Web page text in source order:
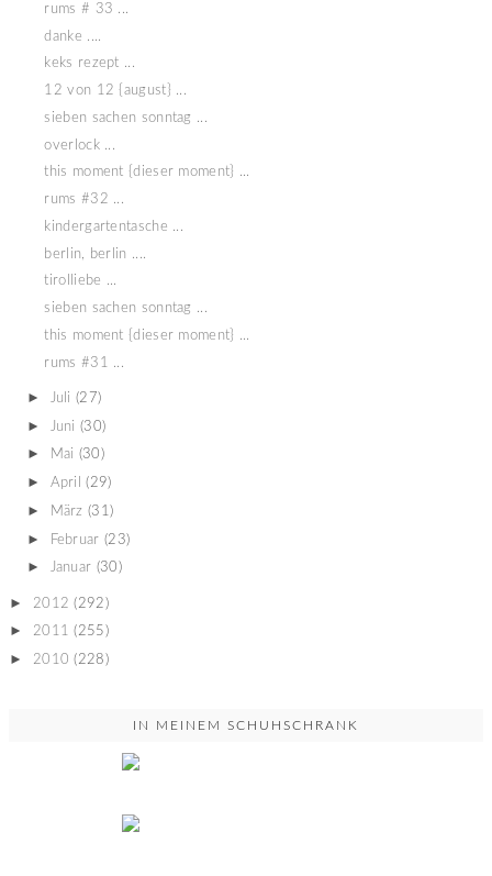
rums # 33 ...
danke ....
keks rezept ...
12 von 12 {august} ...
sieben sachen sonntag ...
overlock ...
this moment {dieser moment} ...
rums #32 ...
kindergartentasche ...
berlin, berlin ....
tirolliebe ...
sieben sachen sonntag ...
this moment {dieser moment} ...
rums #31 ...
► Juli (27)
► Juni (30)
► Mai (30)
► April (29)
► März (31)
► Februar (23)
► Januar (30)
► 2012 (292)
► 2011 (255)
► 2010 (228)
IN MEINEM SCHUHSCHRANK